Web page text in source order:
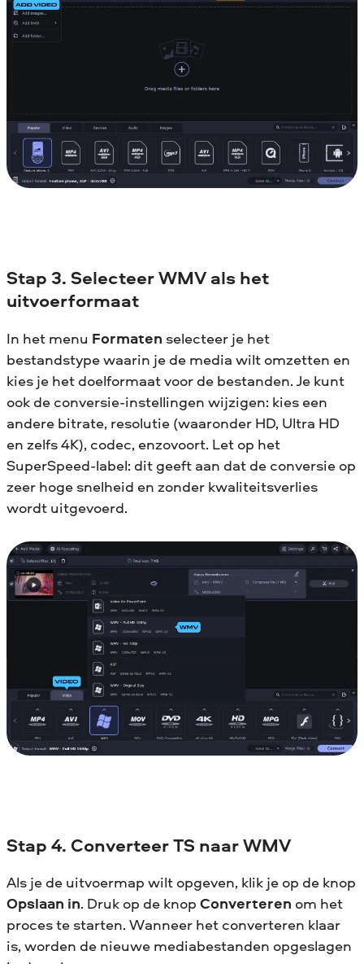
Stap 3. Selecteer WMV als het
uitvoerformaat
In het menu Formaten selecteer je het
bestandstype waarin je de media wilt omzetten en
kies je het doelformaat voor de bestanden. Je kunt
ook de conversie-instellingen wijzigen: kies een
andere bitrate, resolutie (waaronder HD, Ultra HD
en zelfs 4K), codec, enzovoort. Let op het
SuperSpeed-label: dit geeft aan dat de conversie op
zeer hoge snelheid en zonder kwaliteitsverlies
wordt uitgevoerd.
Stap 4. Converteer TS naar WMV
Als je de uitvoermap wilt opgeven, klik je op de knop
Opslaan in. Druk op de knop Converteren om het
proces te starten. Wanneer het converteren klaar
is, worden de nieuwe mediabestanden opgeslagen